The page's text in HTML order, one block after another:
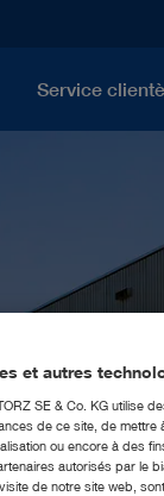
Service
et autres
SE & Co. KG utilise
de ce site, de mettre
ou encore à des
autorisés par le
de notre site web,